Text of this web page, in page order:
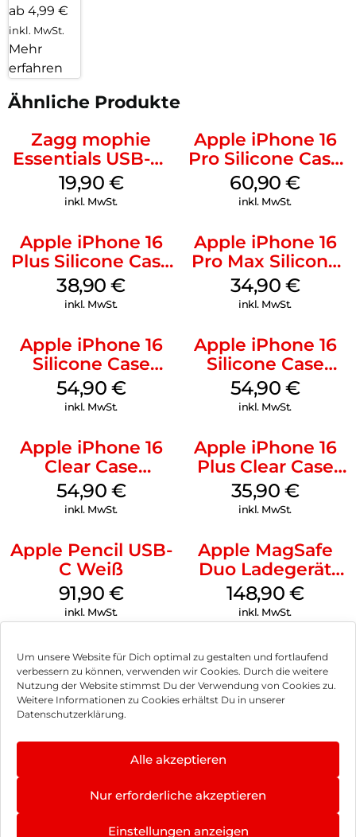
Um unsere Website für Dich optimal zu gestalten und fortlaufend
verbessern zu können, verwenden wir Cookies. Durch die weitere
Nutzung der Website stimmst Du der Verwendung von Cookies zu.
Weitere Informationen zu Cookies erhältst Du in unserer
Datenschutzerklärung.
Alle akzeptieren
Nur erforderliche akzeptieren
Einstellungen anzeigen
ab 4,99 €
inkl. MwSt.
Mehr
erfahren
Ähnliche Produkte
Zagg mophie
Essentials USB-C-
20W Charger PD
Weiß
19,90 €
inkl. MwSt.
Apple iPhone 16
Pro Silicone Case
MagSafe Stone
Gray
60,90€
inkl. MwSt.
Apple iPhone 16
Plus Silicone Case
MagSafe Denim
38,90€
inkl. MwSt.
Apple iPhone 16
Pro Max Silicone
Case MagSafe
Denim
34,90 €
inkl. MwSt.
Apple iPhone 16
Silicone Case
MagSafe Black
54,90 €
inkl. MwSt.
Apple iPhone 16
Silicone Case
MagSafe Lake
Green
54,90 €
inkl. MwSt.
Apple iPhone 16
Clear Case
MagSafe
Transparent
54,90 €
inkl. MwSt.
Apple iPhone 16
Plus Clear Case
MagSafe
Transparent
35,90 €
inkl. MwSt.
Apple Pencil USB-
C Weiß
91,90 €
inkl. MwSt.
Apple MagSafe
Duo Ladegerät
Weiß
148,90 €
inkl. MwSt.
Impressum
Hinweis zur Batterieentsorgung